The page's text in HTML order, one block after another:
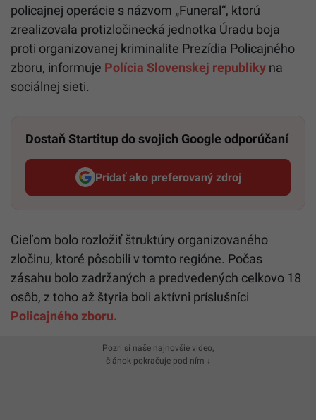
policajnej operácie s názvom „Funeral“, ktorú
zrealizovala protizločinecká jednotka Úradu boja
proti organizovanej kriminalite Prezídia Policajného
zboru, informuje Polícia Slovenskej republiky na
sociálnej sieti.
Dostaň Startitup do svojich Google odporúčaní
Pridať ako preferovaný zdroj
Startitup, odkaz sa otvorí v
Cieľom bolo rozložiť štruktúry organizovaného
zločinu, ktoré pôsobili v tomto regióne. Počas
zásahu bolo zadržaných a predvedených celkovo 18
osôb, z toho až štyria boli aktívni príslušníci
Policajného zboru.
Pozri si naše najnovšie video,
článok pokračuje pod ním ↓